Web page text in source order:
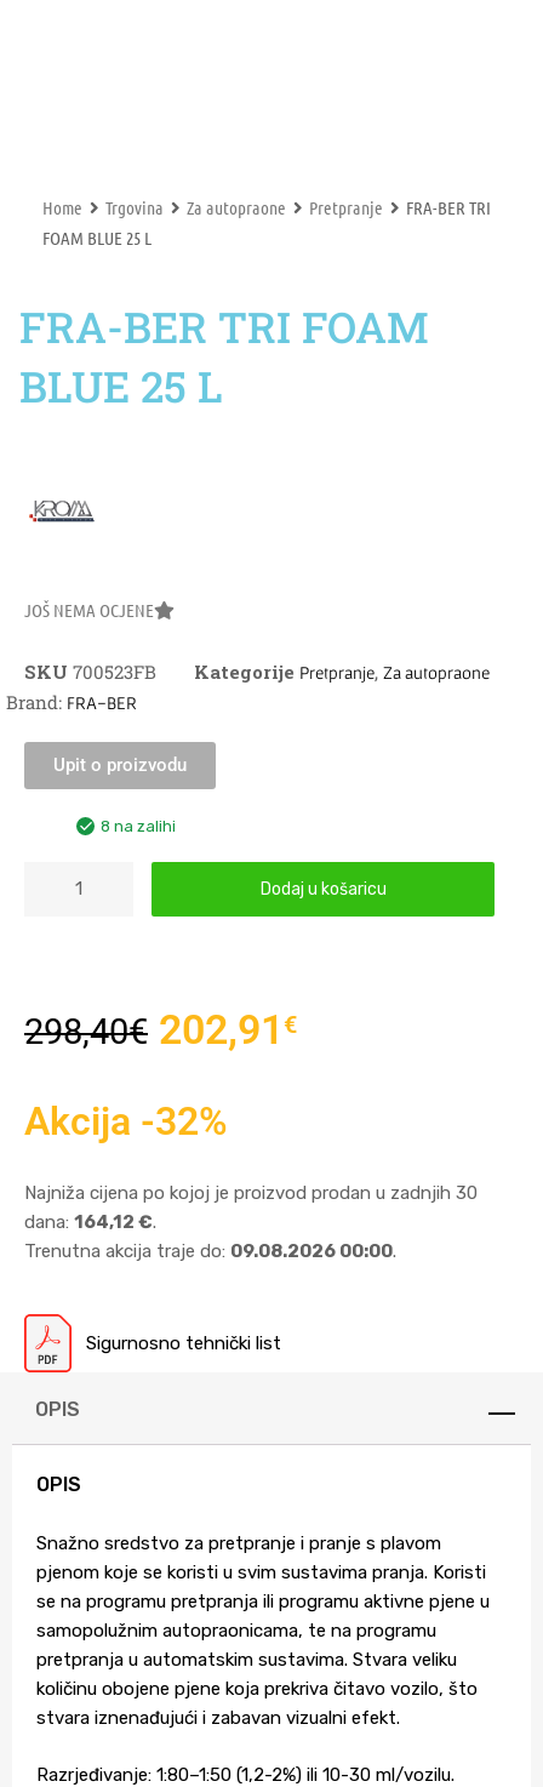
Home Trgovina Za autopraone Pretpranje
FRA-BER TRI
FOAM BLUE 25 L
FRA-BER TRI FOAM
BLUE 25 L
JOŠ NEMA OCJENE
SKU 700523FB Kategorije Pretpranje, Za autopraone
Brand: FRA-BER
Upit o proizvodu
8 na zalihi
Dodaj u košaricu
298,40€ 202,91 €
Akcija -32%
Najniža cijena po kojoj je proizvod prodan u zadnjih 30
dana: 164,12 €.
Trenutna akcija traje do: 09.08.2026 00:00.
Sigurnosno tehnički list
OPIS
OPIS
Snažno sredstvo za pretpranje i pranje s plavom
pjenom koje se koristi u svim sustavima pranja. Koristi
se na programu pretpranja ili programu aktivne pjene u
samopolužnim autopraonicama, te na programu
pretpranja u automatskim sustavima. Stvara veliku
količinu obojene pjene koja prekriva čitavo vozilo, što
stvara iznenađujući i zabavan vizualni efekt.
Razrjeđivanje: 1:80–1:50 (1,2-2%) ili 10-30 ml/vozilu.